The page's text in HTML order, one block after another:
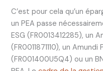
C’est pour cela qu’un
un PEA passe
ESG (FR0013412285), un
(FR0011871110), un
(FR001400U5Q4) ou un